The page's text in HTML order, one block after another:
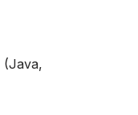
(Java,